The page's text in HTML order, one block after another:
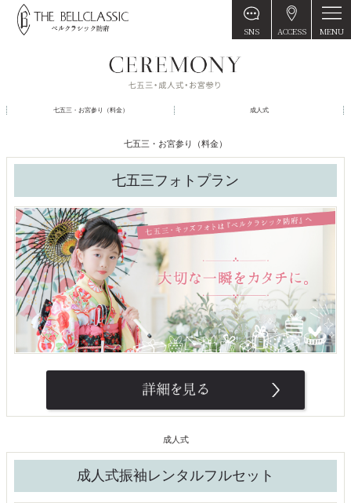
SNS ACCESS MENU
七五三・お宮参り（料金） 成人式
七五三・お宮参り（料金）
七五三フォトプラン
成人式
成人式振袖レンタルフルセット